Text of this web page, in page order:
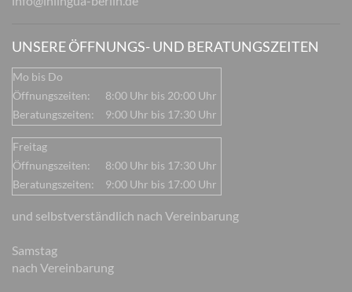
UNSERE ÖFFNUNGS- UND BERATUNGSZEITEN
Mo bis Do
Öffnungszeiten:
8:00 Uhr bis 20:00 Uhr
Beratungszeiten:
9:00 Uhr bis 17:30 Uhr
Freitag
Öffnungszeiten:
8:00 Uhr bis 17:30 Uhr
Beratungszeiten:
9:00 Uhr bis 17:00 Uhr
und selbstverständlich nach Vereinbarung
Samstag
nach Vereinbarung